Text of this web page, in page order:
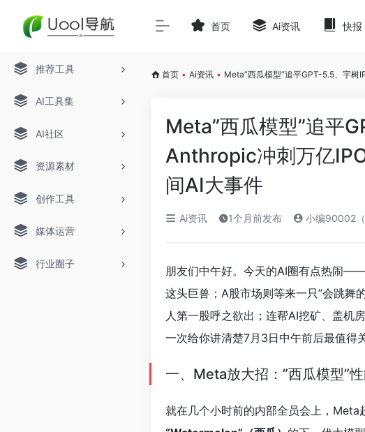
推荐工具
AI工具集
AI社区
资源素材
创作工具
媒体运营
行业圈子
首页 Ai资讯 快报
首页 • Ai资讯 • Meta”西瓜模型”追平GPT-5.5、宇
Meta”西瓜模型”追平
Anthropic冲刺万亿
间AI大事件
Ai资讯 1个月前发布 小编90002（
朋友们中午好。今天的AI圈有点热闹
这头巨兽；A股市场则等来一只”会跳舞
人第一股呼之欲出；连帮AI挖矿、盖机
一次给你讲清楚7月3日中午前后最值得
一、Meta放大招：”西瓜模型”
就在几个小时前的内部全员会上，